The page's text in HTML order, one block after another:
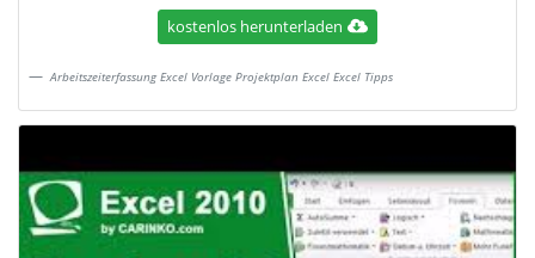
kostenlos herunterladen
Arbeitszeiterfassung Excel Vorlage Projektplan Excel Excel Tipps